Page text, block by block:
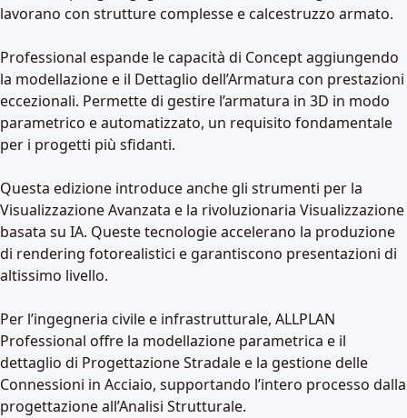
lavorano con strutture complesse e calcestruzzo armato.
Professional espande le capacità di Concept aggiungendo
la modellazione e il Dettaglio dell’Armatura con prestazioni
eccezionali. Permette di gestire l’armatura in 3D in modo
parametrico e automatizzato, un requisito fondamentale
per i progetti più sfidanti.
Questa edizione introduce anche gli strumenti per la
Visualizzazione Avanzata e la rivoluzionaria Visualizzazione
basata su IA. Queste tecnologie accelerano la produzione
di rendering fotorealistici e garantiscono presentazioni di
altissimo livello.
Per l’ingegneria civile e infrastrutturale, ALLPLAN
Professional offre la modellazione parametrica e il
dettaglio di Progettazione Stradale e la gestione delle
Connessioni in Acciaio, supportando l’intero processo dalla
progettazione all’Analisi Strutturale.